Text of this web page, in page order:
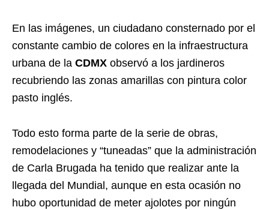
En las imágenes, un ciudadano consternado por el
constante cambio de colores en la infraestructura
urbana de la CDMX observó a los jardineros
recubriendo las zonas amarillas con pintura color
pasto inglés.
Todo esto forma parte de la serie de obras,
remodelaciones y “tuneadas” que la administración
de Carla Brugada ha tenido que realizar ante la
llegada del Mundial, aunque en esta ocasión no
hubo oportunidad de meter ajolotes por ningún